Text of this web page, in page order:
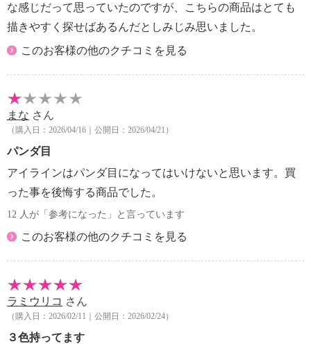
な感じだって思っていたのですが、こちらの商品はとても
描きやすく探せばあるんだとしみじみ思いました。
このお客様の他のクチコミを見る
まな さん
（購入日：2026/04/16｜公開日：2026/04/21）
パンダ目
アイラインはパンダ目になってはいけないと思います。買
った事を後悔する商品でした。
12 人が「参考になった」と言っています
このお客様の他のクチコミを見る
ラミウリコ さん
（購入日：2026/02/11｜公開日：2026/02/24）
３色持ってます